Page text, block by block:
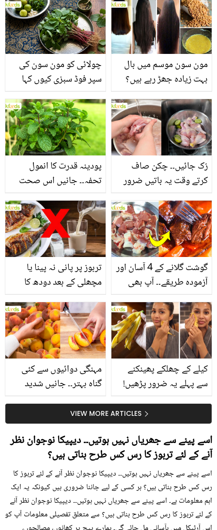
چولائی کو مون سون کی
سپر فوڈ سبزی کیوں کہا
منرلز اور اینٹی آکسیڈنٹس
سے بھرپور اس سبزی کے
فائدے
مون سون موسم میں بال
بہت زیادہ جھڑ رہے ہیں؟
بنانے کے چند قدرتی طریقے
پودینہ قدرت کا انمول
تحفہ۔۔ جانیں اس صحت
انگیز طبی فوائد
رُک جائیں۔۔ چکن صاف
کرتے وقت یہ باتیں ضرور
تربوز پر پانی نہ پینا یا
مچھلی کے بعد دودھ کا
سے متعلق غلط فہمیوں کی
حقیقت کیا ہے اور افواہ
کیا؟
گوشت گلانے کے 4 آسان اور
آزمودہ طریقے۔۔ آپ بھی
بتائے راز
مہنگی دوائیوں سے کئی
گناہ بہتر۔۔ جانیں شدید
کیوں کھانا چاہیے؟
کیلے کے چھلکے پھینکنے
سے پہلے یہ ضرور پڑھیں!
سستا اور قدرتی حلVIEW MORE ARTICLES
اسے پینے سے جھریاں نہیں ہوتیں۔۔ دیپیکا نوجوان نظر
آنے کے لئے تربوز کا رس کس طرح بناتی ہیں؟
اسے پینے سے جھریاں نہیں ہوتیں۔۔ دیپیکا نوجوان نظر آنے کے لئے تربوز کا
رس کس طرح بناتی ہیں؟ ہر کسی کے لیے جاننا ضروری ہیں کیونکہ یہ ایک
اہم معلومات ہے۔ اسے پینے سے جھریاں نہیں ہوتیں۔۔ دیپیکا نوجوان نظر آنے
کے لئے تربوز کا رس کس طرح بناتی ہیں؟ سے متعلق تفصیلی معلومات آپ کو